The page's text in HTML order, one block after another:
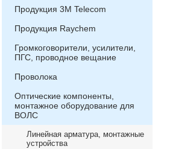
Продукция 3М Telecom
Продукция Raychem
Громкоговорители, усилители,
ПГС, проводное вещание
Проволока
Оптические компоненты,
монтажное оборудование для
ВОЛС
Линейная арматура, монтажные
устройства